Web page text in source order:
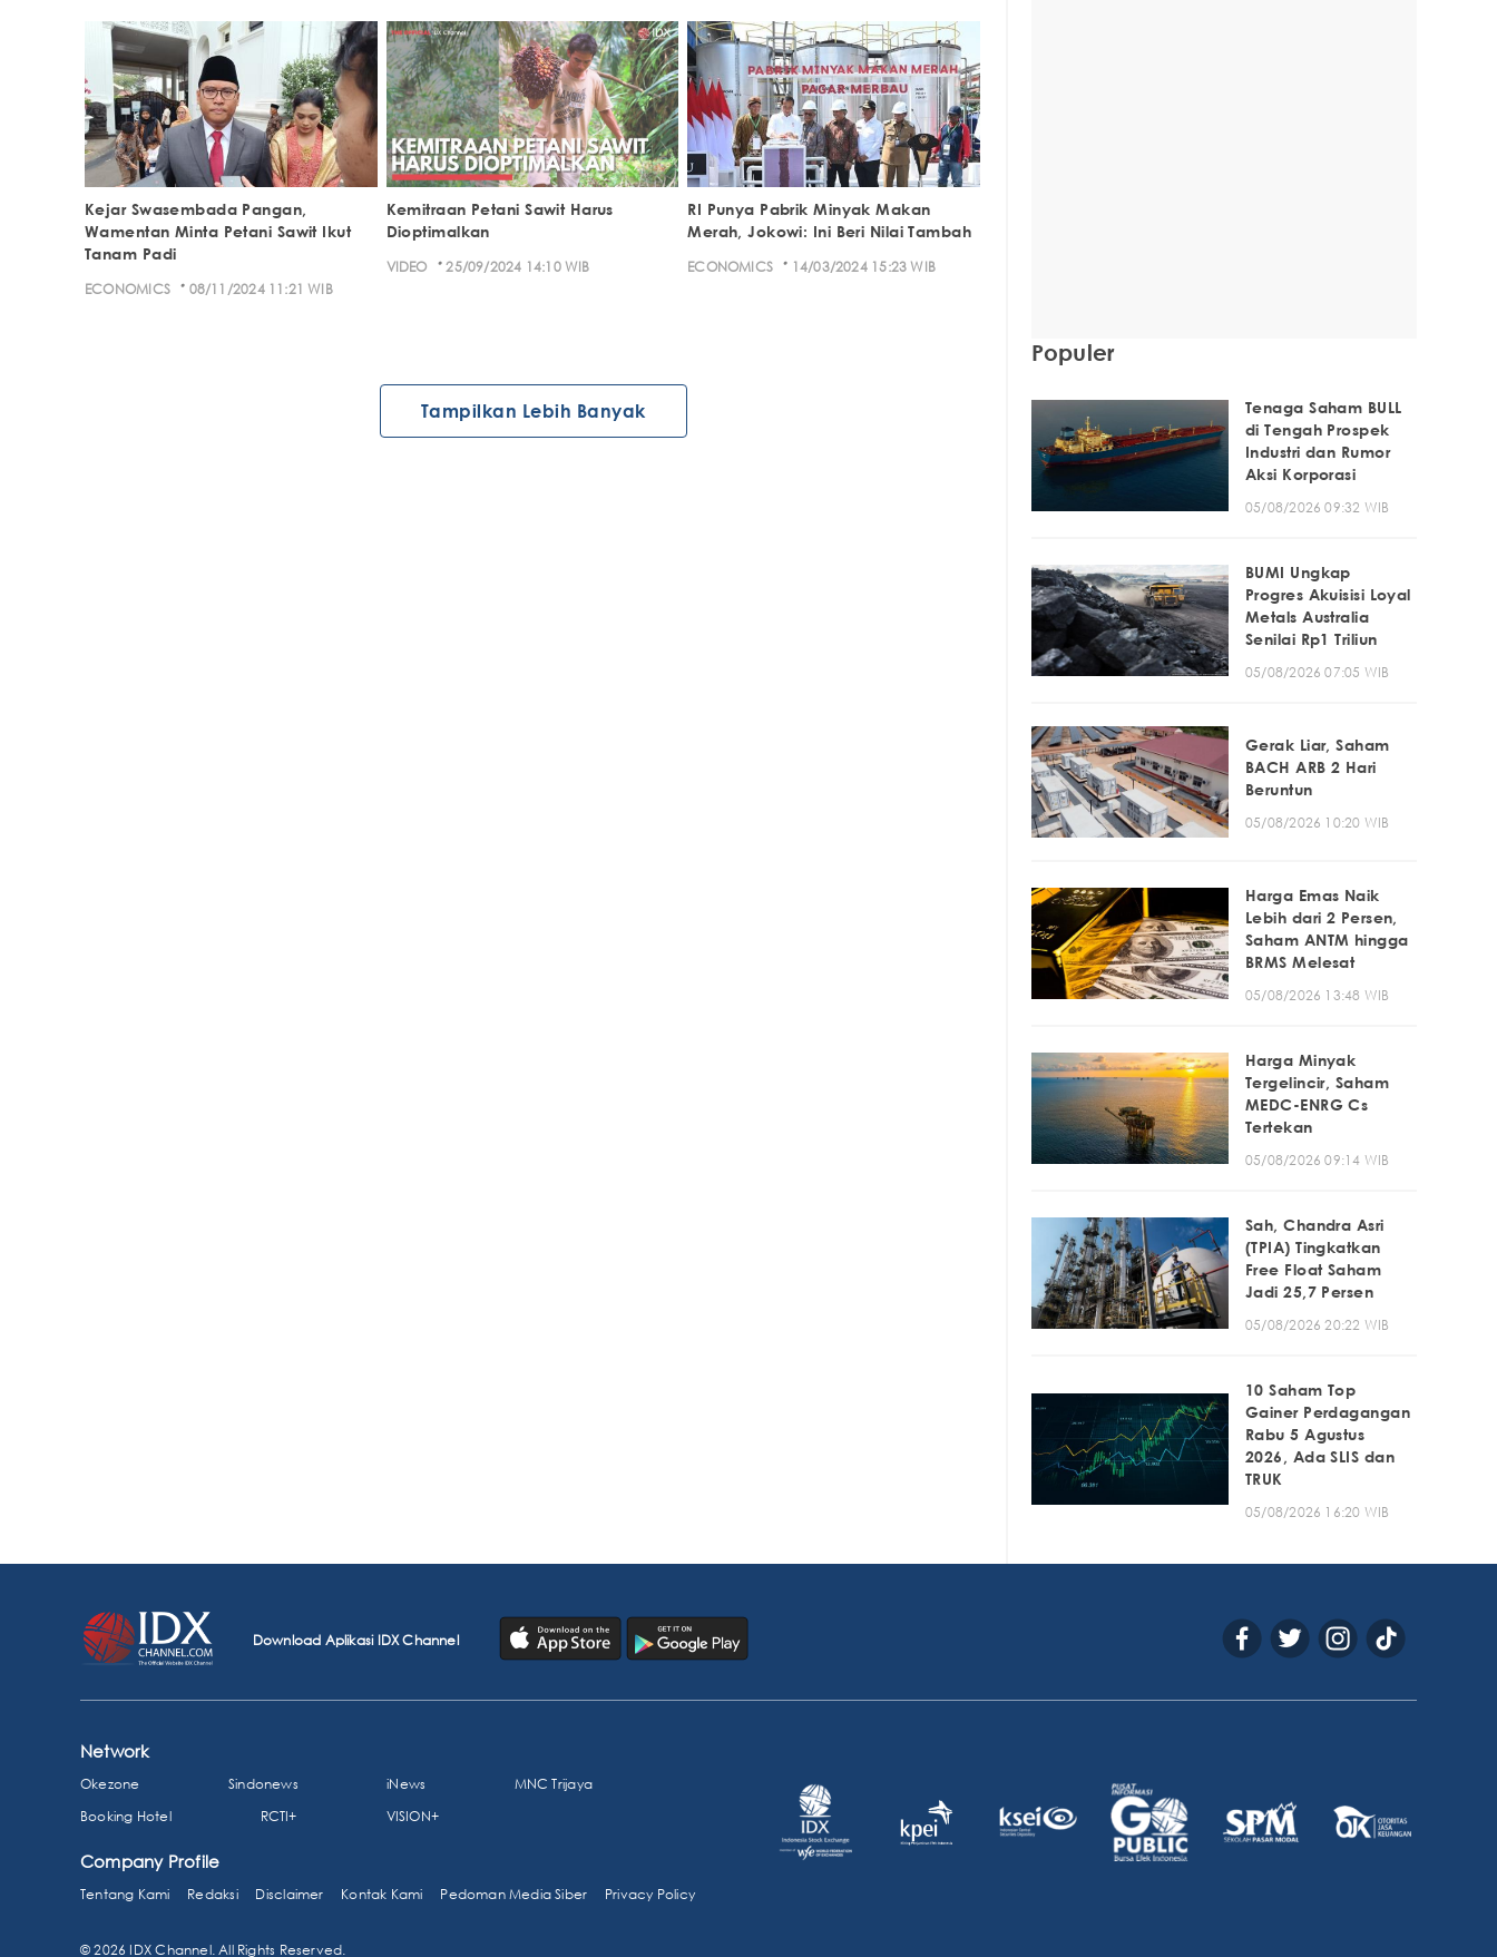
Kejar Swasembada Pangan,
Wamentan Minta Petani Sawit Ikut
Tanam Padi
ECONOMICS · 08/11/2024 11:21 WIB
Kemitraan Petani Sawit Harus
Dioptimalkan
VIDEO · 25/09/2024 14:10 WIB
RI Punya Pabrik Minyak Makan
Merah, Jokowi: Ini Beri Nilai Tambah
ECONOMICS · 14/03/2024 15:23 WIB
Tampilkan Lebih Banyak
Populer
Tenaga Saham BULL
di Tengah Prospek
Industri dan Rumor
Aksi Korporasi
05/08/2026 09:32 WIB
BUMI Ungkap
Progres Akuisisi Loyal
Metals Australia
Senilai Rp1 Triliun
05/08/2026 07:05 WIB
Gerak Liar, Saham
BACH ARB 2 Hari
Beruntun
05/08/2026 10:20 WIB
Harga Emas Naik
Lebih dari 2 Persen,
Saham ANTM hingga
BRMS Melesat
05/08/2026 13:48 WIB
Harga Minyak
Tergelincir, Saham
MEDC-ENRG Cs
Tertekan
05/08/2026 09:14 WIB
Sah, Chandra Asri
(TPIA) Tingkatkan
Free Float Saham
Jadi 25,7 Persen
05/08/2026 20:22 WIB
10 Saham Top
Gainer Perdagangan
Rabu 5 Agustus
2026, Ada SLIS dan
TRUK
05/08/2026 16:20 WIB
Download Aplikasi IDX Channel
Network
Okezone Sindonews iNews
MNC Trijaya
Booking Hotel
RCTI+ VISION+
Company Profile
Tentang Kami Redaksi Disclaimer Kontak Kami Pedoman Media Siber Privacy Policy
© 2026 IDX Channel. All Rights Reserved.